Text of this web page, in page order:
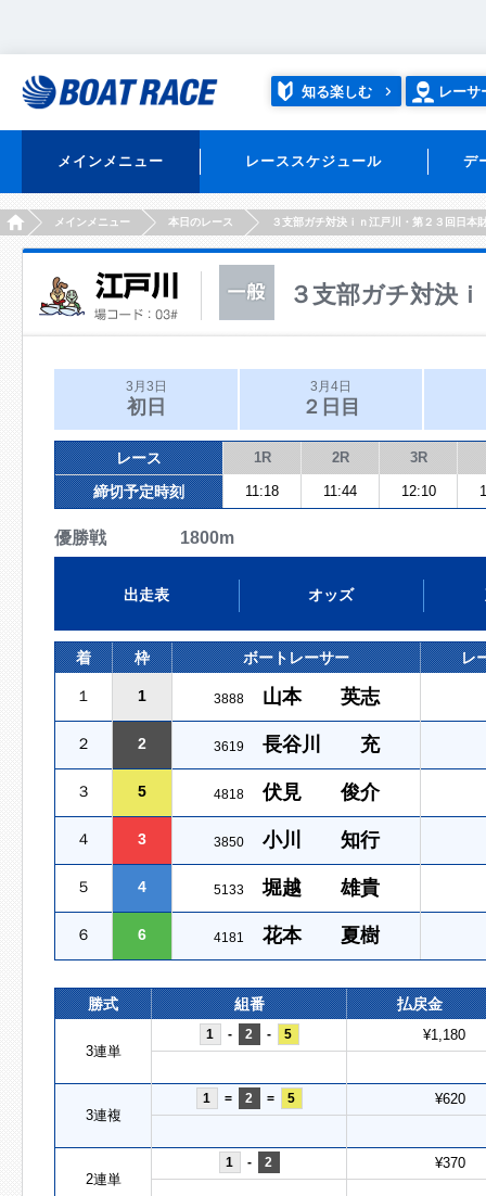
知る楽しむ レーサ
メインメニュー レーススケジュール デ
HOMEメインメニュー 本日のレース ３支部ガチ対決ｉｎ江戸川・第２３回日本
３支部ガチ対決
3月3日
初日
3月4日
２日目
レース 1R 2R 3R
締切予定時刻 11:18 11:44 12:10
優勝戦 1800m
出走表 オッズ
着 枠 ボートレーサー レ
１ 1 3888 山本 英志
２ 2 3619 長谷川 充
３ 5 4818 伏見 俊介
４ 3 3850 小川 知行
５ 4 5133 堀越 雄貴
６ 6 4181 花本 夏樹
勝式 組番 払戻金
3連単
1 - 2 - 5 ¥1,180
3連複
1 = 2 = 5 ¥620
2連単
1 - 2 ¥370